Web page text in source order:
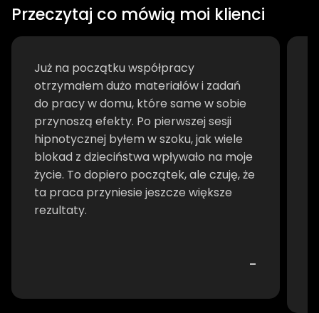
Przeczytaj co mówią moi klienci
Już na początku współpracy
otrzymałem dużo materiałów i zadań
do pracy w domu, które same w sobie
przynoszą efekty. Po pierwszej sesji
hipnotycznej byłem w szoku, jak wiele
blokad z dzieciństwa wpływało na moje
życie. To dopiero początek, ale czuję, że
ta praca przyniesie jeszcze większe
rezultaty.
-